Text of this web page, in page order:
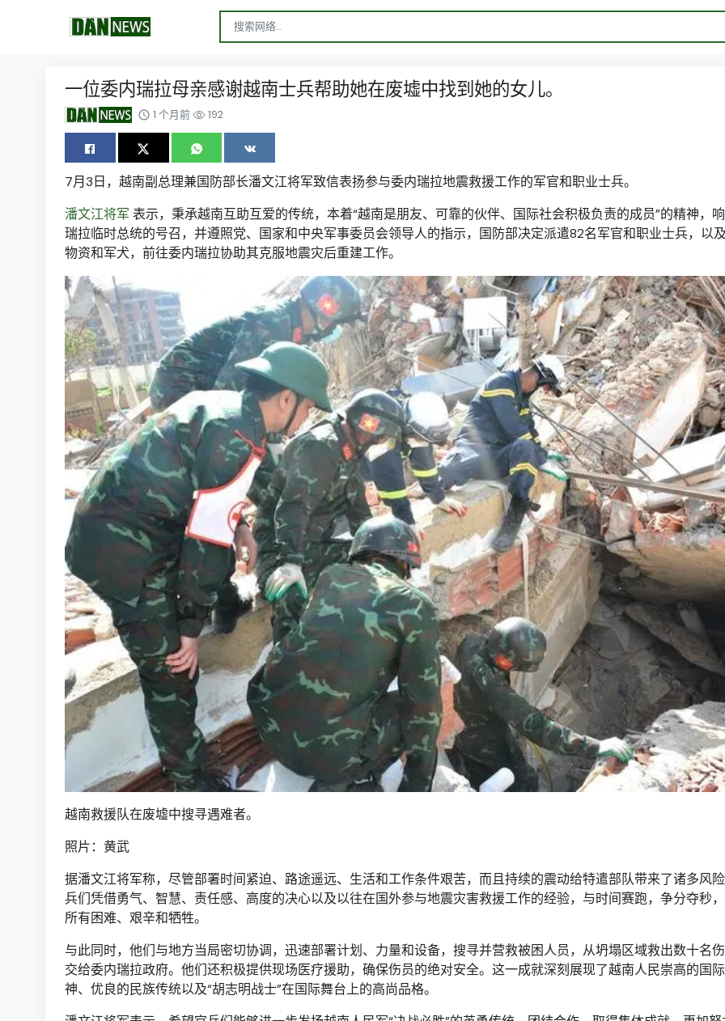
一位委内瑞拉母亲感谢越南士兵帮助她在废墟中找到她的女儿。
1 个月前 192
7月3日，越南副总理兼国防部长潘文江将军致信表扬参与委内瑞拉地震救援工作的军官和职业士兵。
潘文江将军 表示，秉承越南互助互爱的传统，本着“越南是朋友、可靠的伙伴、国际社会积极负责的成员”的精神，
瑞拉临时总统的号召，并遵照党、国家和中央军事委员会领导人的指示，国防部决定派遣82名军官和职业士兵，以
物资和军犬，前往委内瑞拉协助其克服地震灾后重建工作。
越南救援队在废墟中搜寻遇难者。
照片：黄武
据潘文江将军称，尽管部署时间紧迫、路途遥远、生活和工作条件艰苦，而且持续的震动给特遣部队带来了诸多风
兵们凭借勇气、智慧、责任感、高度的决心以及以往在国外参与地震灾害救援工作的经验，与时间赛跑，争分夺秒
所有困难、艰辛和牺牲。
与此同时，他们与地方当局密切协调，迅速部署计划、力量和设备，搜寻并营救被困人员，从坍塌区域救出数十名
交给委内瑞拉政府。他们还积极提供现场医疗援助，确保伤员的绝对安全。这一成就深刻展现了越南人民崇高的国
神、优良的民族传统以及“胡志明战士”在国际舞台上的高尚品格。